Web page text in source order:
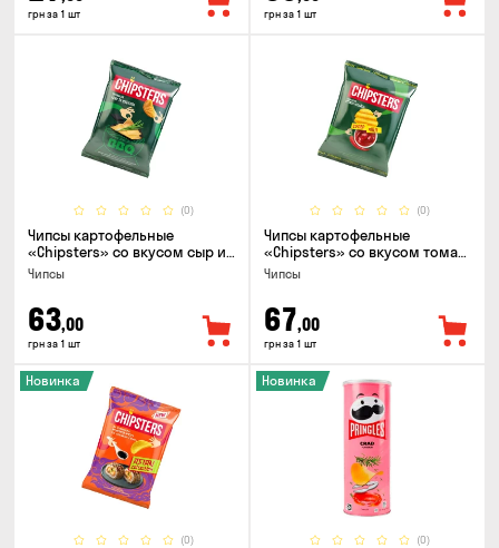
грн за 1 шт грн за 1 шт
(0)
Чипсы картофельные
«Chipsters» со вкусом сыр и
лук, 95г
Чипсы
63,00
грн за 1 шт
(0)
Чипсы картофельные
«Chipsters» со вкусом томат
спайси, 95г
Чипсы
67,00
грн за 1 шт
(0)
Новинка
(0)
Новинка